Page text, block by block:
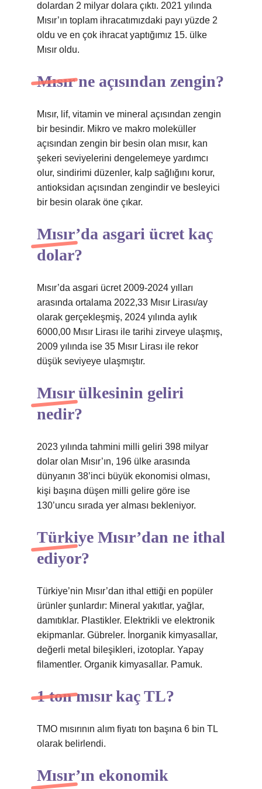
dolardan 2 milyar dolara çıktı. 2021 yılında
Mısır’ın toplam ihracatımızdaki payı yüzde 2
oldu ve en çok ihracat yaptığımız 15. ülke
Mısır oldu.
Mısır ne açısından zengin?
Mısır, lif, vitamin ve mineral açısından zengin
bir besindir. Mikro ve makro moleküller
açısından zengin bir besin olan mısır, kan
şekeri seviyelerini dengelemeye yardımcı
olur, sindirimi düzenler, kalp sağlığını korur,
antioksidan açısından zengindir ve besleyici
bir besin olarak öne çıkar.
Mısır’da asgari ücret kaç
dolar?
Mısır’da asgari ücret 2009-2024 yılları
arasında ortalama 2022,33 Mısır Lirası/ay
olarak gerçekleşmiş, 2024 yılında aylık
6000,00 Mısır Lirası ile tarihi zirveye ulaşmış,
2009 yılında ise 35 Mısır Lirası ile rekor
düşük seviyeye ulaşmıştır.
Mısır ülkesinin geliri
nedir?
2023 yılında tahmini milli geliri 398 milyar
dolar olan Mısır’ın, 196 ülke arasında
dünyanın 38’inci büyük ekonomisi olması,
kişi başına düşen milli gelire göre ise
130’uncu sırada yer alması bekleniyor.
Türkiye Mısır’dan ne ithal
ediyor?
Türkiye’nin Mısır’dan ithal ettiği en popüler
ürünler şunlardır: Mineral yakıtlar, yağlar,
damıtıklar. Plastikler. Elektrikli ve elektronik
ekipmanlar. Gübreler. İnorganik kimyasallar,
değerli metal bileşikleri, izotoplar. Yapay
filamentler. Organik kimyasallar. Pamuk.
1 ton mısır kaç TL?
TMO mısırının alım fiyatı ton başına 6 bin TL
olarak belirlendi.
Mısır’ın ekonomik